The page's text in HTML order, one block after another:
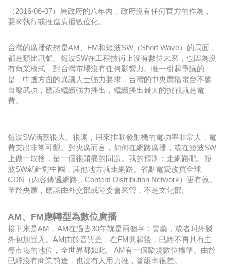
（2016-06-07）馬政府的八年內，政府沒有任何官方的作為，
要來執行或推進廣播數位化。
台灣的廣播依然是AM、FM和短波SW（Short Wave）的局面，
都是類比訊號。短波SW在工程技術上沒有數位未來，也因為沒
有商業模式，對台灣市場沒有任何影響力。唯一引起爭議的
是，中國方面的異議人士強力要求，台灣的中央廣播電台不要
自廢武功，應該繼續強力播出，繼續播出最大的挑戰就是電
費。
短波SW涵蓋很大、很遠，用來推動發射機的電功率非常大，電
費支出非常可觀。對央廣而言，如何在網路廣播，或在短波SW
上做一取捨，是一個很頭痛的問題。我的預測：走網路吧。短
波SW就針對中國，其他地方就走網路。省點電費改買全球
CDN（內容傳遞網路，Content Distribution Network）更有效。
至於央廣，應該由外交部或陸委會來管，不是文化部。
AM、FM應轉型為數位廣播
接下來是AM，AM在過去30年就是兩個字：賣藥，或者叫外製
外包加置入。AM由於音質差，在FM興起後，已經不再具有主
導市場的地位，全世界都如此。AM有一個歐規數位標準。由於
已經沒有商業前途，也沒有人用力推，普級率很差。